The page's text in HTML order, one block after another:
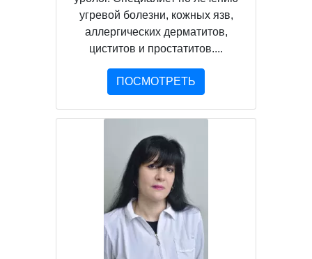
угревой болезни, кожных язв,
аллергических дерматитов,
циститов и простатитов....
ПОСМОТРЕТЬ